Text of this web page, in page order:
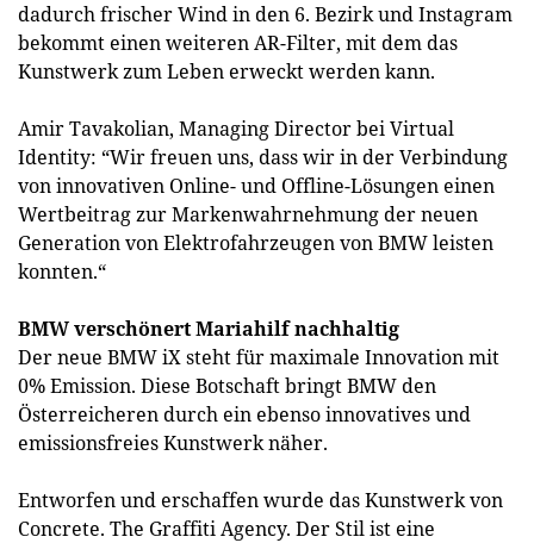
dadurch frischer Wind in den 6. Bezirk und Instagram
bekommt einen weiteren AR-Filter, mit dem das
Kunstwerk zum Leben erweckt werden kann.
Amir Tavakolian, Managing Director bei Virtual
Identity: “Wir freuen uns, dass wir in der Verbindung
von innovativen Online- und Offline-Lösungen einen
Wertbeitrag zur Markenwahrnehmung der neuen
Generation von Elektrofahrzeugen von BMW leisten
konnten.“
BMW verschönert Mariahilf nachhaltig
Der neue BMW iX steht für maximale Innovation mit
0% Emission. Diese Botschaft bringt BMW den
Österreicheren durch ein ebenso innovatives und
emissionsfreies Kunstwerk näher.
Entworfen und erschaffen wurde das Kunstwerk von
Concrete. The Graffiti Agency. Der Stil ist eine